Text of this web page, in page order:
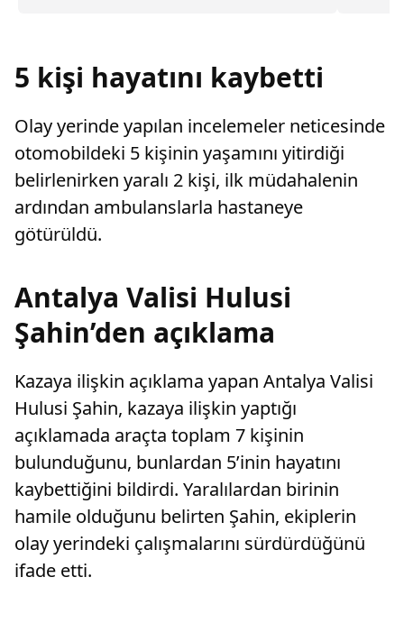
5 kişi hayatını kaybetti
Olay yerinde yapılan incelemeler neticesinde
otomobildeki 5 kişinin yaşamını yitirdiği
belirlenirken yaralı 2 kişi, ilk müdahalenin
ardından ambulanslarla hastaneye
götürüldü.
Antalya Valisi Hulusi
Şahin’den açıklama
Kazaya ilişkin açıklama yapan Antalya Valisi
Hulusi Şahin, kazaya ilişkin yaptığı
açıklamada araçta toplam 7 kişinin
bulunduğunu, bunlardan 5’inin hayatını
kaybettiğini bildirdi. Yaralılardan birinin
hamile olduğunu belirten Şahin, ekiplerin
olay yerindeki çalışmalarını sürdürdüğünü
ifade etti.